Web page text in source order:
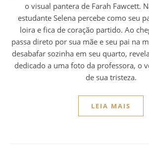
o visual pantera de Farah Fawcett.
estudante Selena percebe como seu
loira e fica de coração partido. Ao
passa direto por sua mãe e seu pai na
desabafar sozinha em seu quarto,
dedicado a uma foto da professora, o
de sua tristeza.
LEIA MAIS